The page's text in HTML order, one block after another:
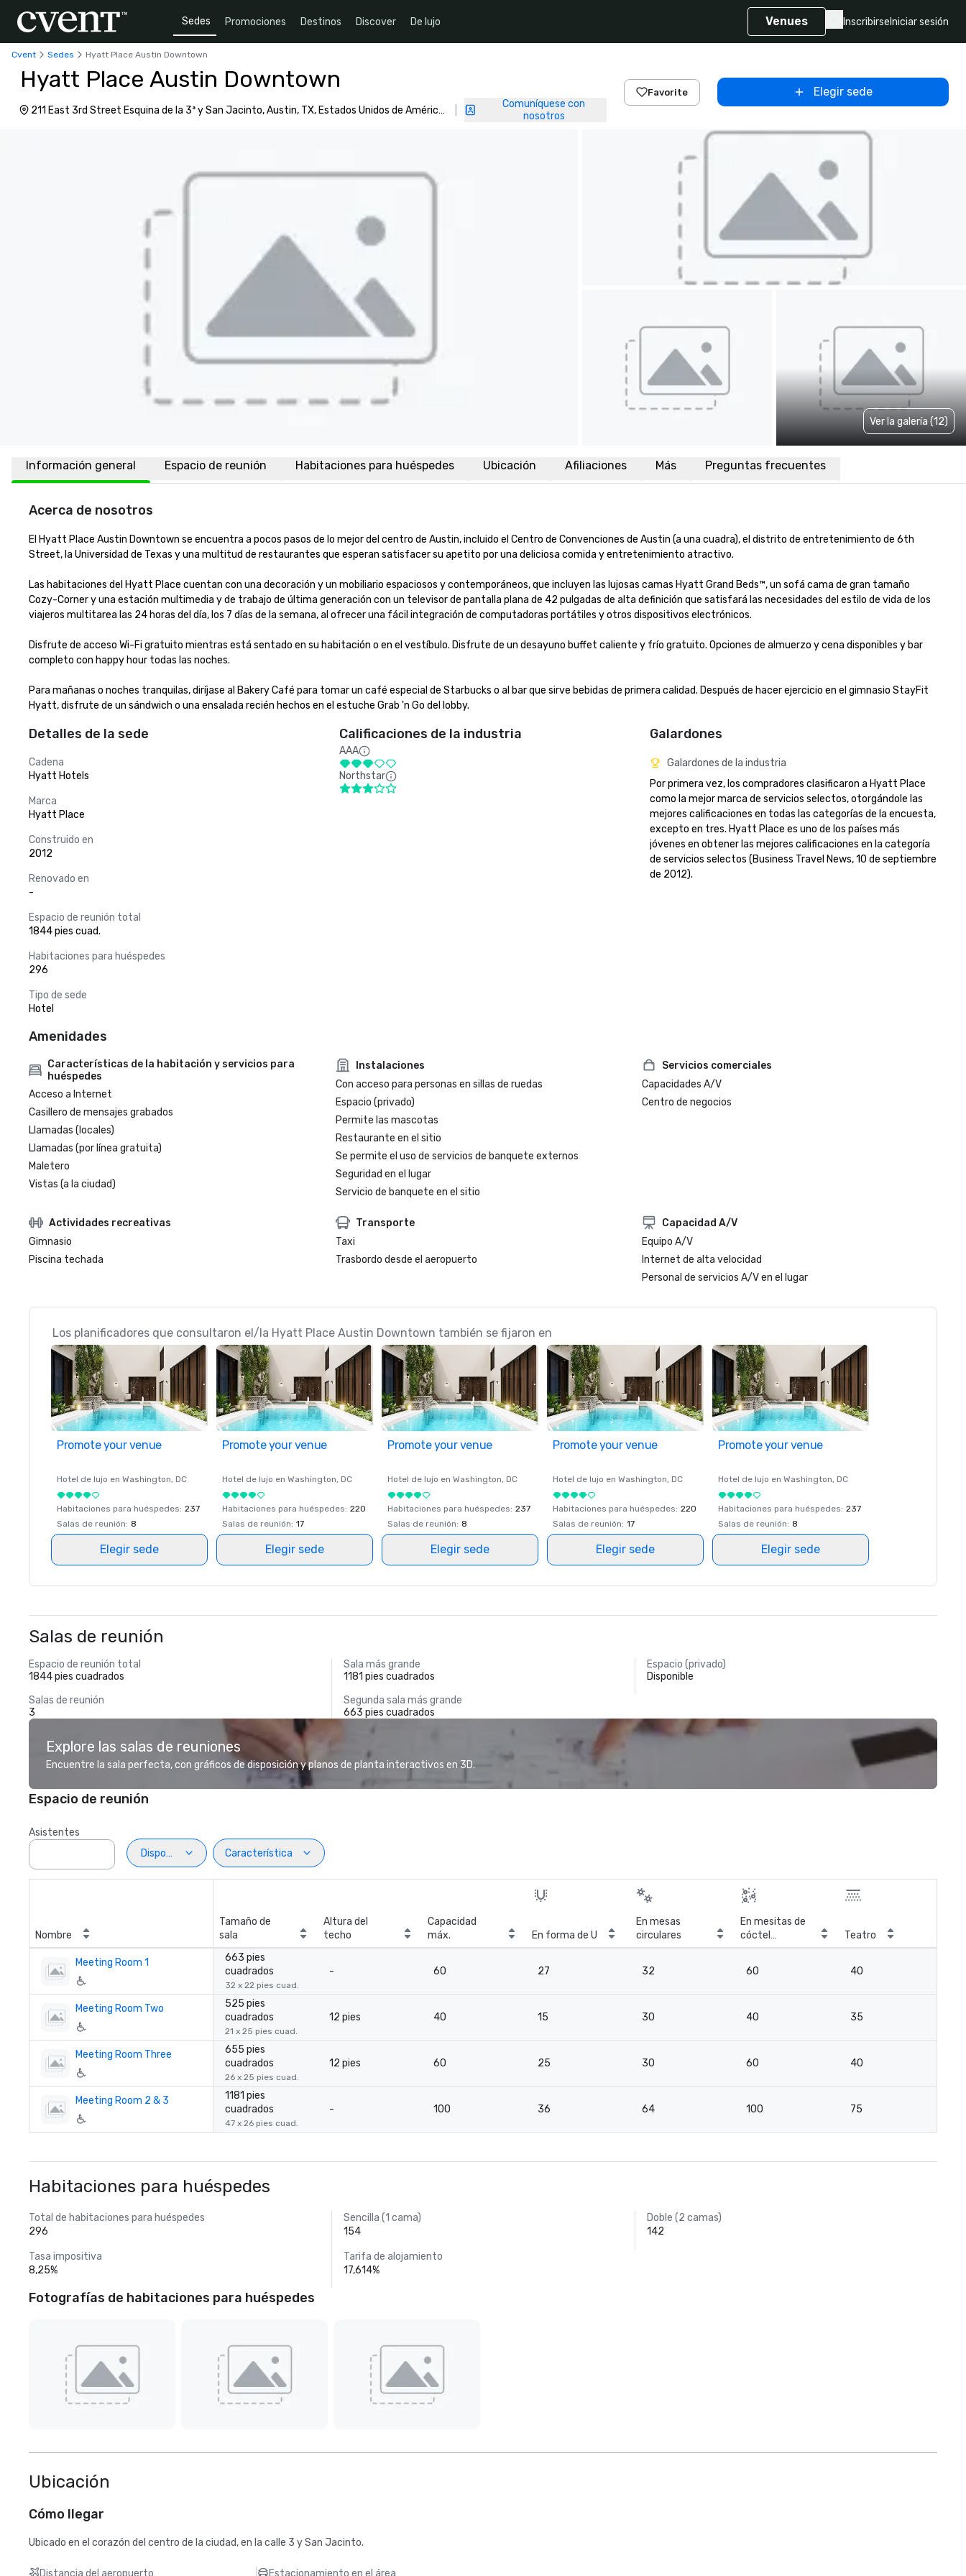
Sedes Promociones Destinos Discover De lujo Venues Inscribirse Iniciar sesión
Cvent Sedes Hyatt Place Austin Downtown
Hyatt Place Austin Downtown
211 East 3rd Street Esquina de la 3ª y San Jacinto, Austin, TX, Estados Unidos de América,
Comuníquese con
nosotros
Favorite Elegir sede
Ver la galería (12)
Información general Espacio de reunión Habitaciones para huéspedes Ubicación Afiliaciones Más Preguntas frecuentes
Acerca de nosotros
El Hyatt Place Austin Downtown se encuentra a pocos pasos de lo mejor del centro de Austin, incluido el Centro de Convenciones de Austin (a una cuadra), el distrito de entretenimiento de 6th
Street, la Universidad de Texas y una multitud de restaurantes que esperan satisfacer su apetito por una deliciosa comida y entretenimiento atractivo.
Las habitaciones del Hyatt Place cuentan con una decoración y un mobiliario espaciosos y contemporáneos, que incluyen las lujosas camas Hyatt Grand Beds™, un sofá cama de gran tamaño
Cozy-Corner y una estación multimedia y de trabajo de última generación con un televisor de pantalla plana de 42 pulgadas de alta definición que satisfará las necesidades del estilo de vida de los
viajeros multitarea las 24 horas del día, los 7 días de la semana, al ofrecer una fácil integración de computadoras portátiles y otros dispositivos electrónicos.
Disfrute de acceso Wi-Fi gratuito mientras está sentado en su habitación o en el vestíbulo. Disfrute de un desayuno buffet caliente y frío gratuito. Opciones de almuerzo y cena disponibles y bar
completo con happy hour todas las noches.
Para mañanas o noches tranquilas, diríjase al Bakery Café para tomar un café especial de Starbucks o al bar que sirve bebidas de primera calidad. Después de hacer ejercicio en el gimnasio StayFit
Hyatt, disfrute de un sándwich o una ensalada recién hechos en el estuche Grab 'n Go del lobby.
Detalles de la sede
Cadena
Hyatt Hotels
Marca
Hyatt Place
Construido en
2012
Renovado en
-
Espacio de reunión total
1844 pies cuad.
Habitaciones para huéspedes
296
Tipo de sede
Hotel
Calificaciones de la industria
AAA
Northstar
Galardones
Galardones de la industria
Por primera vez, los compradores clasificaron a Hyatt Place
como la mejor marca de servicios selectos, otorgándole las
mejores calificaciones en todas las categorías de la encuesta,
excepto en tres. Hyatt Place es uno de los países más
jóvenes en obtener las mejores calificaciones en la categoría
de servicios selectos (Business Travel News, 10 de septiembre
de 2012).
Amenidades
Características de la habitación y servicios para
huéspedes
Acceso a Internet
Casillero de mensajes grabados
Llamadas (locales)
Llamadas (por línea gratuita)
Maletero
Vistas (a la ciudad)
Instalaciones
Con acceso para personas en sillas de ruedas
Espacio (privado)
Permite las mascotas
Restaurante en el sitio
Se permite el uso de servicios de banquete externos
Seguridad en el lugar
Servicio de banquete en el sitio
Servicios comerciales
Capacidades A/V
Centro de negocios
Actividades recreativas
Gimnasio
Piscina techada
Transporte
Taxi
Trasbordo desde el aeropuerto
Capacidad A/V
Equipo A/V
Internet de alta velocidad
Personal de servicios A/V en el lugar
Los planificadores que consultaron el/la Hyatt Place Austin Downtown también se fijaron en
Promote your venue
Hotel de lujo en Washington, DC
Habitaciones para huéspedes: 237
Salas de reunión: 8
Elegir sede
Promote your venue
Hotel de lujo en Washington, DC
Habitaciones para huéspedes: 220
Salas de reunión: 17
Elegir sede
Promote your venue
Hotel de lujo en Washington, DC
Habitaciones para huéspedes: 237
Salas de reunión: 8
Elegir sede
Promote your venue
Hotel de lujo en Washington, DC
Habitaciones para huéspedes: 220
Salas de reunión: 17
Elegir sede
Promote your venue
Hotel de lujo en Washington, DC
Habitaciones para huéspedes: 237
Salas de reunión: 8
Elegir sede
Salas de reunión
Espacio de reunión total
1844 pies cuadrados
Sala más grande
1181 pies cuadrados
Espacio (privado)
Disponible
Salas de reunión
3
Segunda sala más grande
663 pies cuadrados
Explore las salas de reuniones
Encuentre la sala perfecta, con gráficos de disposición y planos de planta interactivos en 3D.
Espacio de reunión
Asistentes
Disposiciön
Característica
Nombre
Tamaño de
sala
Altura del
techo
Capacidad
máx.
En forma de U
En mesas
circulares
En mesitas de
cóctel
circulares
Teatro
Meeting Room 1
663 pies
cuadrados
32 x 22 pies cuad.
- 60 27 32 60 40
Meeting Room Two
525 pies
cuadrados
21 x 25 pies cuad.
12 pies 40 15 30 40 35
Meeting Room Three
655 pies
cuadrados
26 x 25 pies cuad.
12 pies 60 25 30 60 40
Meeting Room 2 & 3
1181 pies
cuadrados
47 x 26 pies cuad.
- 100 36 64 100 75
Habitaciones para huéspedes
Total de habitaciones para huéspedes
296
Sencilla (1 cama)
154
Doble (2 camas)
142
Tasa impositiva
8,25%
Tarifa de alojamiento
17,614%
Fotografías de habitaciones para huéspedes
Ubicación
Cómo llegar
Ubicado en el corazón del centro de la ciudad, en la calle 3 y San Jacinto.